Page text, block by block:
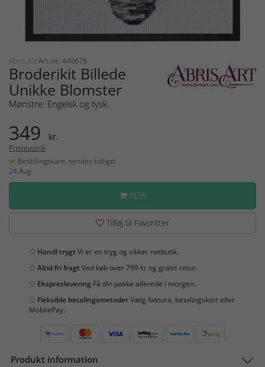
Abris Art Art. nr: 440678
Broderikit Billede
Unikke Blomster
Mønstre: Engelsk og tysk.
349 kr.
Prishistorik
Bestillingsvare, sendes tidligst
24 Aug
KØB
Tilføj til Favoritter
Handl trygtVi er en tryg og sikker netbutik.
Altid fri fragtVed køb over 799 kr og gratis retur.
Ekspreslevering Få din pakke allerede i morgen.
Fleksible betalingsmetoderVælg faktura, betalingskort eller
MobilePay.
Produkt information